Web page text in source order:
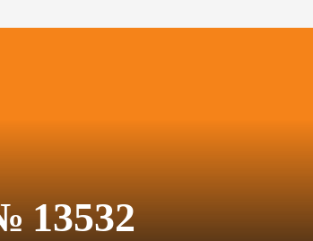
13532